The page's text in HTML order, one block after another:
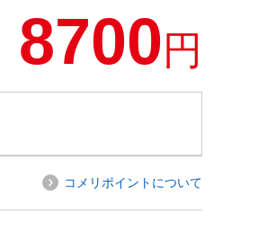
8700円
コメリポイントについて